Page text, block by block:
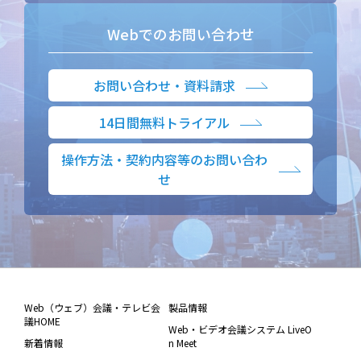
Webでのお問い合わせ
お問い合わせ・資料請求
14日間無料トライアル
操作方法・契約内容等のお問い合わ
せ
Web（ウェブ）会議・テレビ会
議HOME
新着情報
製品情報
Web・ビデオ会議システム LiveO
n Meet